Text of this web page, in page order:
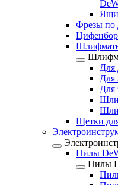
Фрезы по
Для
Для
Для
Щетки
Пилы
Пилы